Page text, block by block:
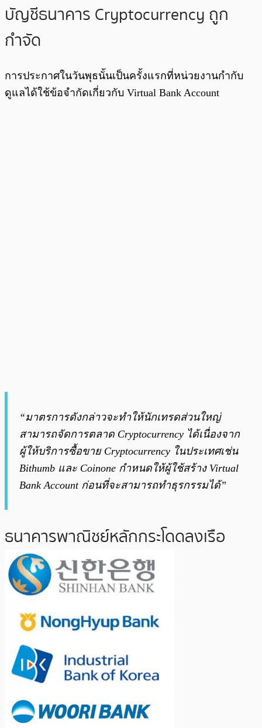
บัญชีธนาคาร Cryptocurrency ถูก
กำจัด
การประกาศในวันพุธนั้นเป็นครั้งแรกที่หน่วยงานกำกับ
ดูแลได้ใช้ข้อจำกัดเกี่ยวกับ Virtual Bank Account
“มาตรการดังกล่าวจะทำให้นักเทรดส่วนใหญ่
สามารถจัดการตลาด Cryptocurrency ได้เนื่องจาก
ผู้ให้บริการซื้อขาย Cryptocurrency ในประเทศเช่น
Bithumb และ Coinone กำหนดให้ผู้ใช้สร้าง Virtual
Bank Account ก่อนที่จะสามารถทำธุรกรรมได้”
ธนาคารพาณิชย์หลักกระโดดลงเรือ